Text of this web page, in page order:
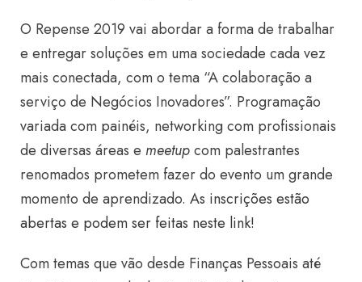
O Repense 2019 vai abordar a forma de trabalhar
e entregar soluções em uma sociedade cada vez
mais conectada, com o tema “A colaboração a
serviço de Negócios Inovadores”. Programação
variada com painéis, networking com profissionais
de diversas áreas e meetupcom palestrantes
renomados prometem fazer do evento um grande
momento de aprendizado. As inscrições estão
abertas e podem ser feitas neste link!
Com temas que vão desde Finanças Pessoais até